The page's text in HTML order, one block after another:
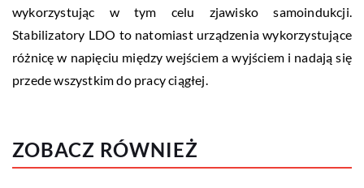
wykorzystując w tym celu zjawisko samoindukcji.
Stabilizatory LDO to natomiast urządzenia wykorzystujące
różnicę w napięciu między wejściem a wyjściem i nadają się
przede wszystkim do pracy ciągłej.
ZOBACZ RÓWNIEŻ